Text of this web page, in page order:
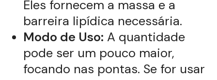
Eles fornecem a massa e a
barreira lipídica necessária.
Modo de Uso: A quantidade
pode ser um pouco maior,
focando nas pontas. Se for usar